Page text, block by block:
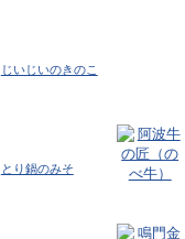
じいじいのきのこ
とり鍋のみそ